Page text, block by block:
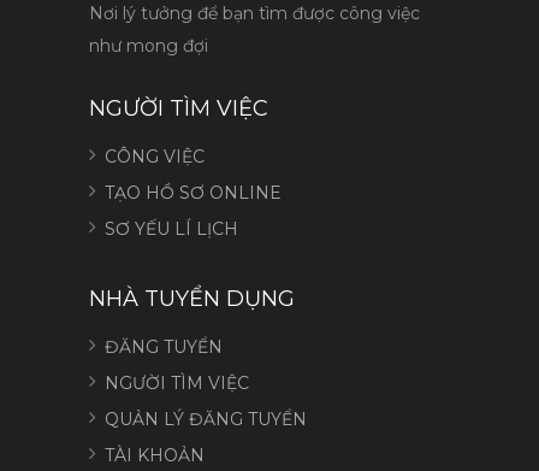
Nơi lý tưởng để bạn tìm được công việc
như mong đợi
NGƯỜI TÌM VIỆC
CÔNG VIỆC
TẠO HỒ SƠ ONLINE
SƠ YẾU LÍ LỊCH
NHÀ TUYỂN DỤNG
ĐĂNG TUYỂN
NGƯỜI TÌM VIỆC
QUẢN LÝ ĐĂNG TUYỂN
TÀI KHOẢN